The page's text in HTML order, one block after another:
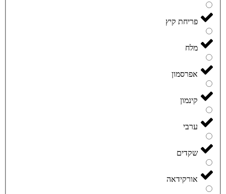
פריחת קיץ
מלח
אפרסמון
קינמון
ערבי
שקדים
אורקידאה